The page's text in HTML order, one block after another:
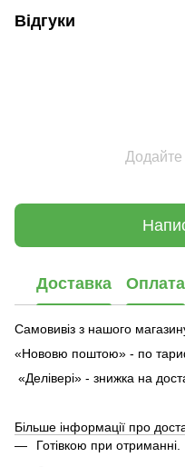
Відгуки
Додайте
Доставка Оплата
Самовивіз з нашого
«Нововю поштою» - по
«Делівері» - знижка на
Більше інформації про
Готівкою при отриманні.